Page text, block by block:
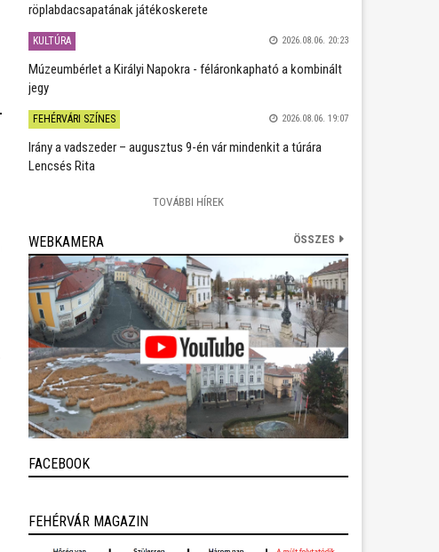
röplabdacsapatának játékoskerete
KULTÚRA 2026.08.06. 20:23
Múzeumbérlet a Királyi Napokra - féláronkapható a kombinált
jegy
FEHÉRVÁRI SZÍNES 2026.08.06. 19:07
Irány a vadszeder – augusztus 9-én vár mindenkit a túrára
Lencsés Rita
TOVÁBBI HÍREK
WEBKAMERA ÖSSZES
FACEBOOK
FEHÉRVÁR MAGAZIN